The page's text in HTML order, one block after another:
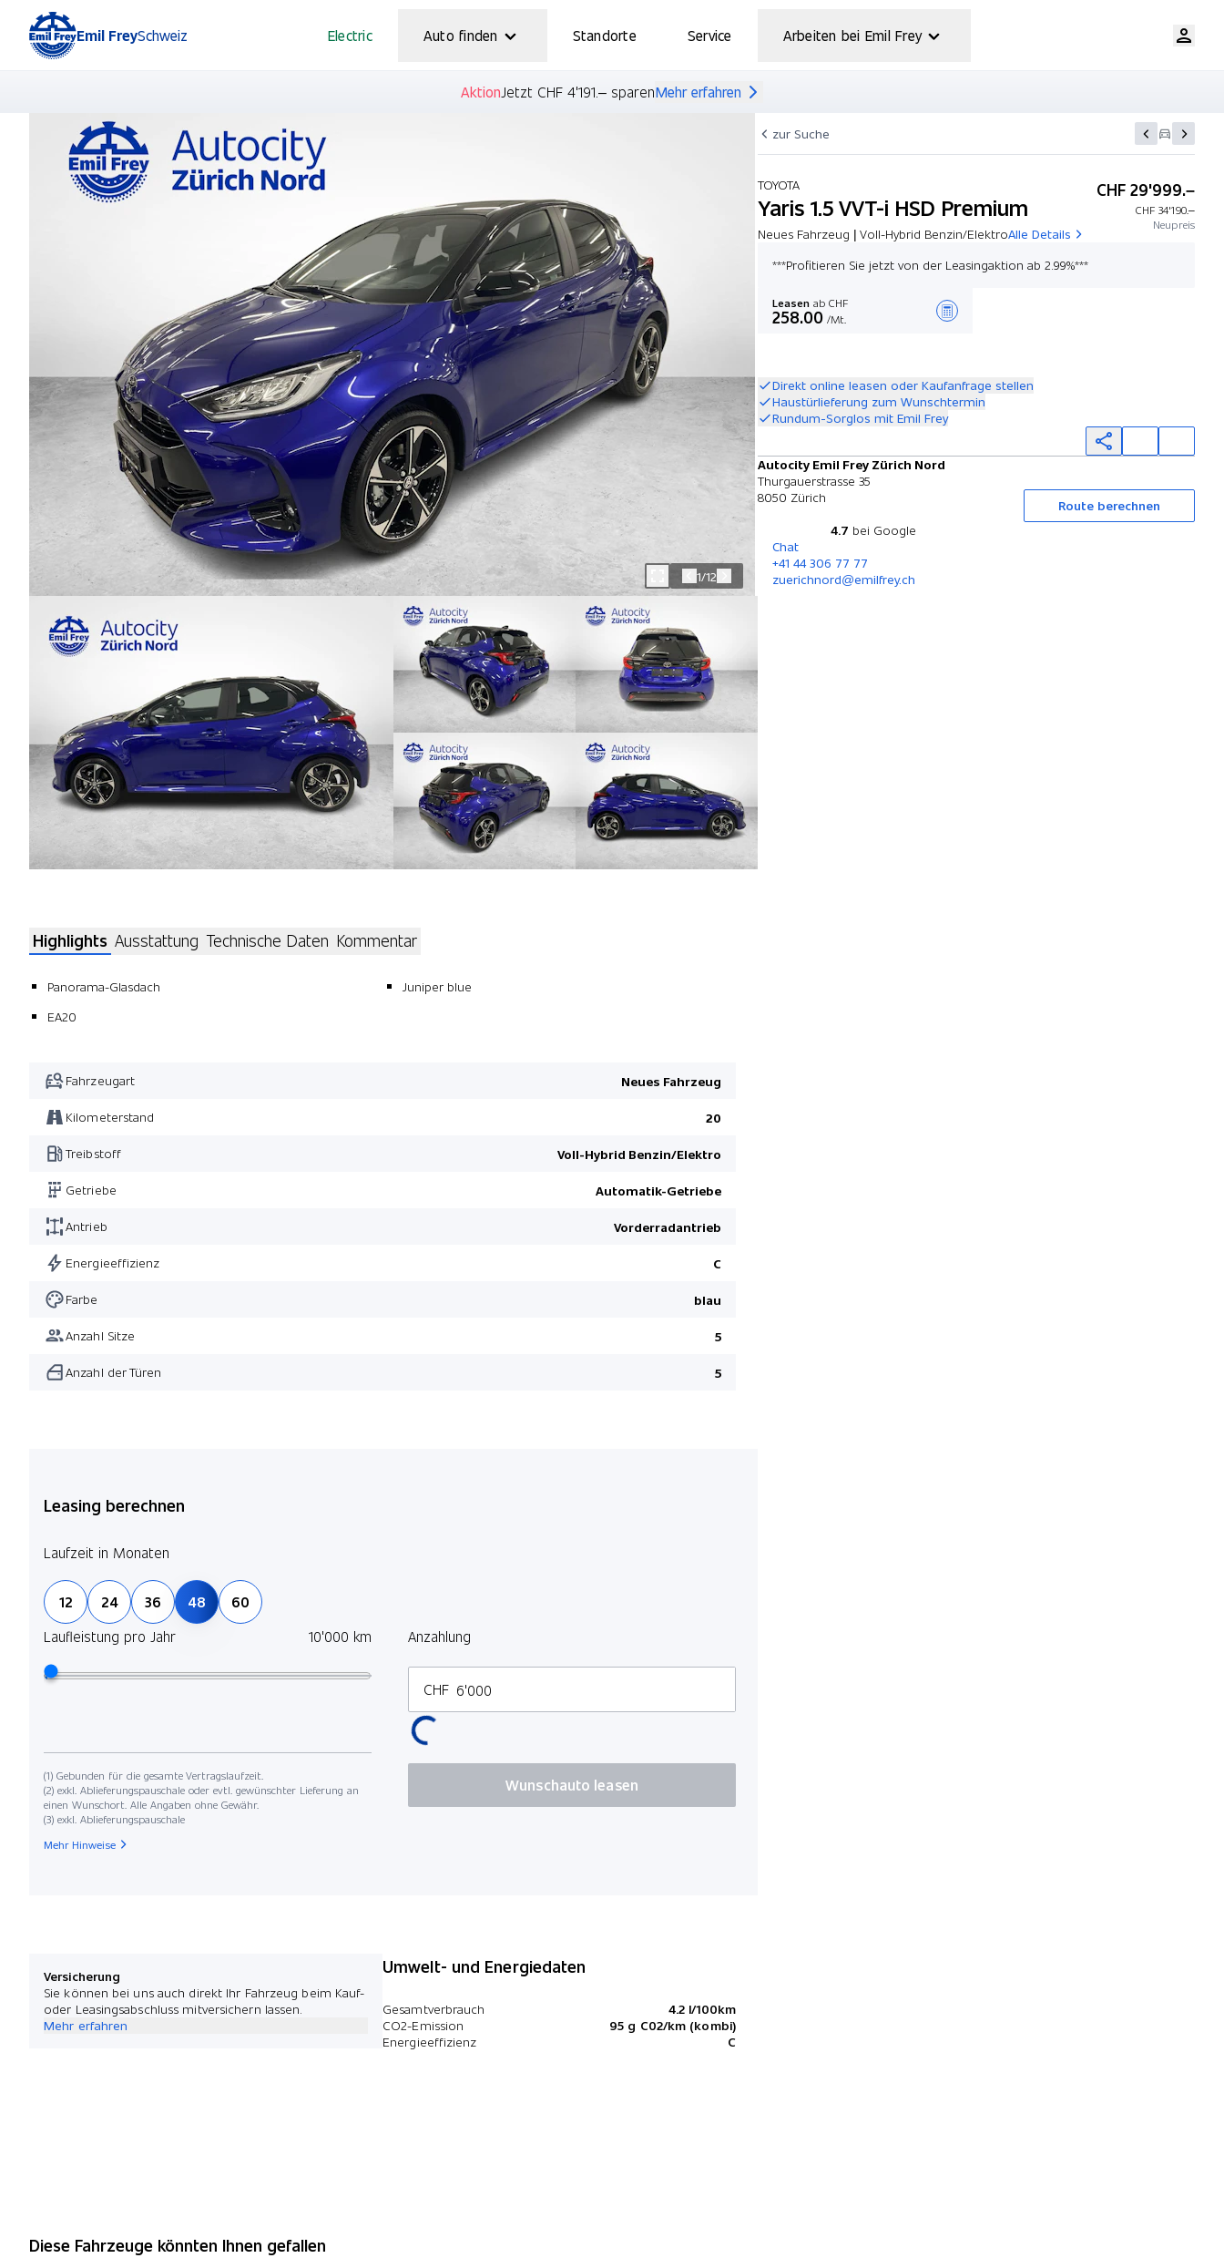
Emil FreySchweiz Electric Auto finden Standorte Service Arbeiten bei Emil Frey
AktionJetzt CHF 4'191.– sparenMehr erfahren
zur Suche
TOYOTA
Yaris 1.5 VVT-i HSD Premium
Neues Fahrzeug | Voll-Hybrid Benzin/ElektroAlle Details
CHF 29'999.–
CHF 34'190.–
Neupreis
***Profitieren Sie jetzt von der Leasingaktion ab 2.99%***
Leasen ab CHF
258.00 /Mt.
Direkt online leasen oder Kaufanfrage stellen
Haustürlieferung zum Wunschtermin
Rundum-Sorglos mit Emil Frey
Autocity Emil Frey Zürich Nord
Thurgauerstrasse 35
8050 Zürich
Route berechnen
4.7 bei Google
Chat
+41 44 306 77 77
zuerichnord@emilfrey.ch
1/12
Highlights Ausstattung Technische Daten Kommentar
Panorama-Glasdach
EA20
Juniper blue
Fahrzeugart Neues Fahrzeug
Kilometerstand 20
Treibstoff Voll-Hybrid Benzin/Elektro
Getriebe Automatik-Getriebe
Antrieb Vorderradantrieb
Energieeffizienz C
Farbe blau
Anzahl Sitze 5
Anzahl der Türen 5
Leasing berechnen
Laufzeit in Monaten
12 24 36 48
60
Laufleistung pro Jahr
10'000 km Anzahlung
CHF
(1) Gebunden für die gesamte Vertragslaufzeit.
(2) exkl. Ablieferungspauschale oder evtl. gewünschter Lieferung an
einen Wunschort. Alle Angaben ohne Gewähr.
(3) exkl. Ablieferungspauschale
Wunschauto leasen
Mehr Hinweise
Versicherung
Sie können bei uns auch direkt Ihr Fahrzeug beim Kauf-
oder Leasingsabschluss mitversichern lassen.
Mehr erfahren
Umwelt- und Energiedaten
Gesamtverbrauch
4.2 l/100km
CO2-Emission
95 g C02/km (kombi)
Energieeffizienz
C
Diese Fahrzeuge könnten Ihnen gefallen